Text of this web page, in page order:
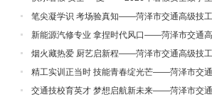
笔尖凝学识 考场验真知——菏泽市交通高级技
开展新能源汽修专业 拿捏时代风口——菏泽市交通
堂精彩纪实（三）
烟火藏热爱 厨艺启新程——菏泽市交通高级技
纪实（二）
精工实训正当时 技能青春绽光芒——菏泽市交通
课堂精彩纪实（一）
交通技校育英才 梦想启航新未来——菏泽市交